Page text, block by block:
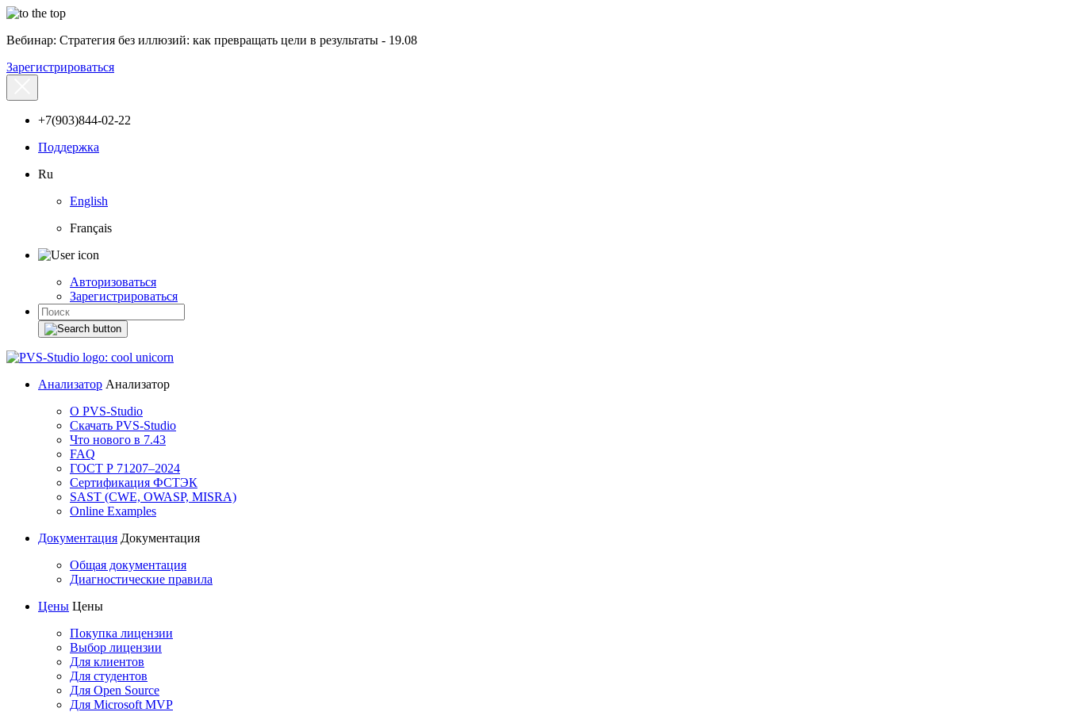
Вебинар: Стратегия без иллюзий: как превращать цели в результаты - 19.08
Зарегистрироваться
+7(903)844-02-22
Поддержка
Ru
English
Français
Авторизоваться
Зарегистрироваться
Анализатор Анализатор
О PVS-Studio
Скачать PVS-Studio
Что нового в 7.43
FAQ
ГОСТ Р 71207–2024
Сертификация ФСТЭК
SAST (CWE, OWASP, MISRA)
Online Examples
Документация Документация
Общая документация
Диагностические правила
Цены Цены
Покупка лицензии
Выбор лицензии
Для клиентов
Для студентов
Для Open Source
Для Microsoft MVP